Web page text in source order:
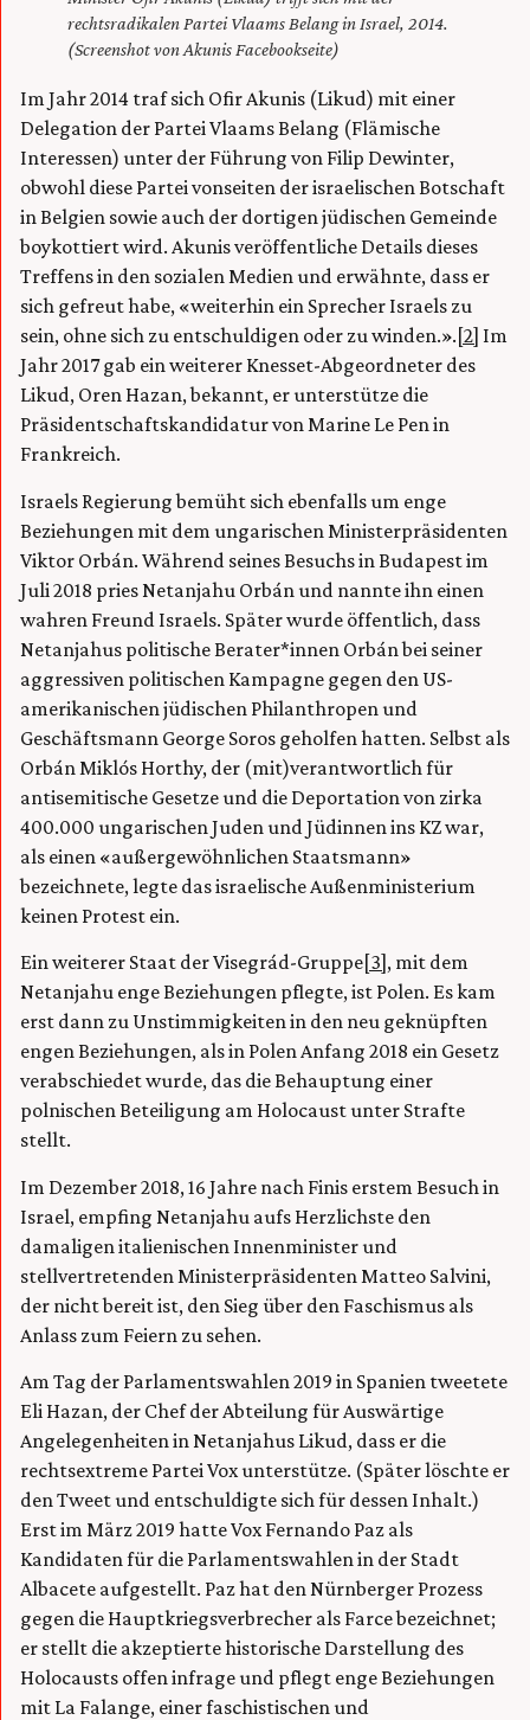
rechtsradikalen Partei Vlaams Belang in Israel, 2014.
(Screenshot von Akunis Facebookseite)
Im Jahr 2014 traf sich Ofir Akunis (Likud) mit einer
Delegation der Partei Vlaams Belang (Flämische
Interessen) unter der Führung von Filip Dewinter,
obwohl diese Partei vonseiten der israelischen Botschaft
in Belgien sowie auch der dortigen jüdischen Gemeinde
boykottiert wird. Akunis veröffentliche Details dieses
Treffens in den sozialen Medien und erwähnte, dass er
sich gefreut habe, «weiterhin ein Sprecher Israels zu
sein, ohne sich zu entschuldigen oder zu winden.». [2] Im
Jahr 2017 gab ein weiterer Knesset-Abgeordneter des
Likud, Oren Hazan, bekannt, er unterstütze die
Präsidentschaftskandidatur von Marine Le Pen in
Frankreich.
Israels Regierung bemüht sich ebenfalls um enge
Beziehungen mit dem ungarischen Ministerpräsidenten
Viktor Orbán. Während seines Besuchs in Budapest im
Juli 2018 pries Netanjahu Orbán und nannte ihn einen
wahren Freund Israels. Später wurde öffentlich, dass
Netanjahus politische Berater*innen Orbán bei seiner
aggressiven politischen Kampagne gegen den US-
amerikanischen jüdischen Philanthropen und
Geschäftsmann George Soros geholfen hatten. Selbst als
Orbán Miklós Horthy, der (mit)verantwortlich für
antisemitische Gesetze und die Deportation von zirka
400.000 ungarischen Juden und Jüdinnen ins KZ war,
als einen «außergewöhnlichen Staatsmann»
bezeichnete, legte das israelische Außenministerium
keinen Protest ein.
Ein weiterer Staat der Visegrád-Gruppe[3] , mit dem
Netanjahu enge Beziehungen pflegte, ist Polen. Es kam
erst dann zu Unstimmigkeiten in den neu geknüpften
engen Beziehungen, als in Polen Anfang 2018 ein Gesetz
verabschiedet wurde, das die Behauptung einer
polnischen Beteiligung am Holocaust unter Strafte
stellt.
Im Dezember 2018, 16 Jahre nach Finis erstem Besuch in
Israel, empfing Netanjahu aufs Herzlichste den
damaligen italienischen Innenminister und
stellvertretenden Ministerpräsidenten Matteo Salvini,
der nicht bereit ist, den Sieg über den Faschismus als
Anlass zum Feiern zu sehen.
Am Tag der Parlamentswahlen 2019 in Spanien tweetete
Eli Hazan, der Chef der Abteilung für Auswärtige
Angelegenheiten in Netanjahus Likud, dass er die
rechtsextreme Partei Vox unterstütze. (Später löschte er
den Tweet und entschuldigte sich für dessen Inhalt.)
Erst im März 2019 hatte Vox Fernando Paz als
Kandidaten für die Parlamentswahlen in der Stadt
Albacete aufgestellt. Paz hat den Nürnberger Prozess
gegen die Hauptkriegsverbrecher als Farce bezeichnet;
er stellt die akzeptierte historische Darstellung des
Holocausts offen infrage und pflegt enge Beziehungen
mit La Falange, einer faschistischen und